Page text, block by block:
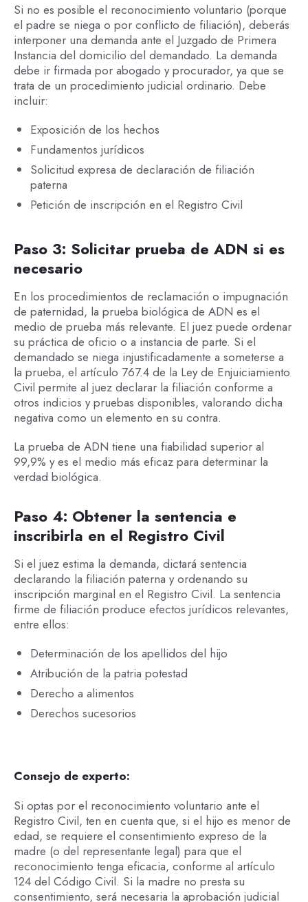
Si no es posible el reconocimiento voluntario (porque
el padre se niega o por conflicto de filiación), deberás
interponer una demanda ante el Juzgado de Primera
Instancia del domicilio del demandado. La demanda
debe ir firmada por abogado y procurador, ya que se
trata de un procedimiento judicial ordinario. Debe
incluir:
Exposición de los hechos
Fundamentos jurídicos
Solicitud expresa de declaración de filiación
paterna
Petición de inscripción en el Registro Civil
Paso 3: Solicitar prueba de ADN si es
necesario
En los procedimientos de reclamación o impugnación
de paternidad, la prueba biológica de ADN es el
medio de prueba más relevante. El juez puede ordenar
su práctica de oficio o a instancia de parte. Si el
demandado se niega injustificadamente a someterse a
la prueba, el artículo 767.4 de la Ley de Enjuiciamiento
Civil permite al juez declarar la filiación conforme a
otros indicios y pruebas disponibles, valorando dicha
negativa como un elemento en su contra.
La prueba de ADN tiene una fiabilidad superior al
99,9% y es el medio más eficaz para determinar la
verdad biológica.
Paso 4: Obtener la sentencia e
inscribirla en el Registro Civil
Si el juez estima la demanda, dictará sentencia
declarando la filiación paterna y ordenando su
inscripción marginal en el Registro Civil. La sentencia
firme de filiación produce efectos jurídicos relevantes,
entre ellos:
Determinación de los apellidos del hijo
Atribución de la patria potestad
Derecho a alimentos
Derechos sucesorios
Consejo de experto:
Si optas por el reconocimiento voluntario ante el
Registro Civil, ten en cuenta que, si el hijo es menor de
edad, se requiere el consentimiento expreso de la
madre (o del representante legal) para que el
reconocimiento tenga eficacia, conforme al artículo
124 del Código Civil. Si la madre no presta su
consentimiento, será necesaria la aprobación judicial